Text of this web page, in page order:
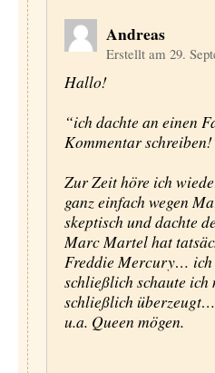
Andreas
Erstellt am 29.
Hallo!
“ich dachte an einen
Kommentar
Zur Zeit höre ich
ganz einfach wegen
skeptisch und dachte
Marc Martel hat
Freddie Mercury… ich
schließlich schaute
schließlich
u.a. Queen mögen.